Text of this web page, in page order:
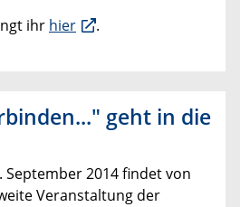
ihr hier .
geht in die
September 2014 findet von
Veranstaltung der